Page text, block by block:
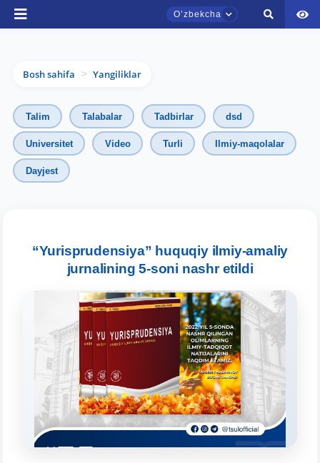
Oʼzbekcha
Bosh sahifa > Yangiliklar
Talim Talabalar Tadbirlar dsd
Universitet Video Turli Ilmiy-maqolalar
Dayjest
“Yurisprudensiya” huquqiy ilmiy-amaliy
jurnalining 5-soni nashr etildi
TDYU qabul murojaatlari chati
Onlayn
Qabul bo'yicha murojaatlaringizni ushbu
Mavzuni tanlang — keyin shu mavzudagi aniq
savollar chiqadi:
1. Hujjatlar (bakalavr) (5) 2. Hujjatlar (magistr) (4)
3. Suhbat (bakalavr) (8) 4. Suhbat (magistr) (5)
5. To'lov-kontrakt (2) 6. Elektron ariza (16)